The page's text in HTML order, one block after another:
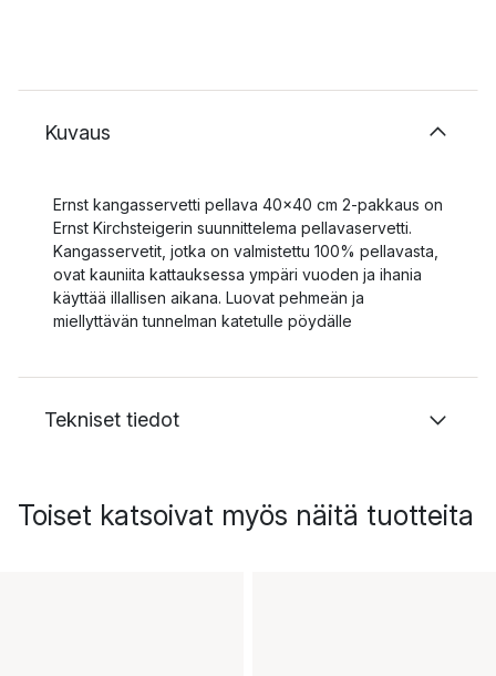
Kuvaus
Ernst kangasservetti pellava 40x40 cm 2-pakkaus on
Ernst Kirchsteigerin suunnittelema pellavaservetti.
Kangasservetit, jotka on valmistettu 100% pellavasta,
ovat kauniita kattauksessa ympäri vuoden ja ihania
käyttää illallisen aikana. Luovat pehmeän ja
miellyttävän tunnelman katetulle pöydälle
Tekniset tiedot
Toiset katsoivat myös näitä tuotteita